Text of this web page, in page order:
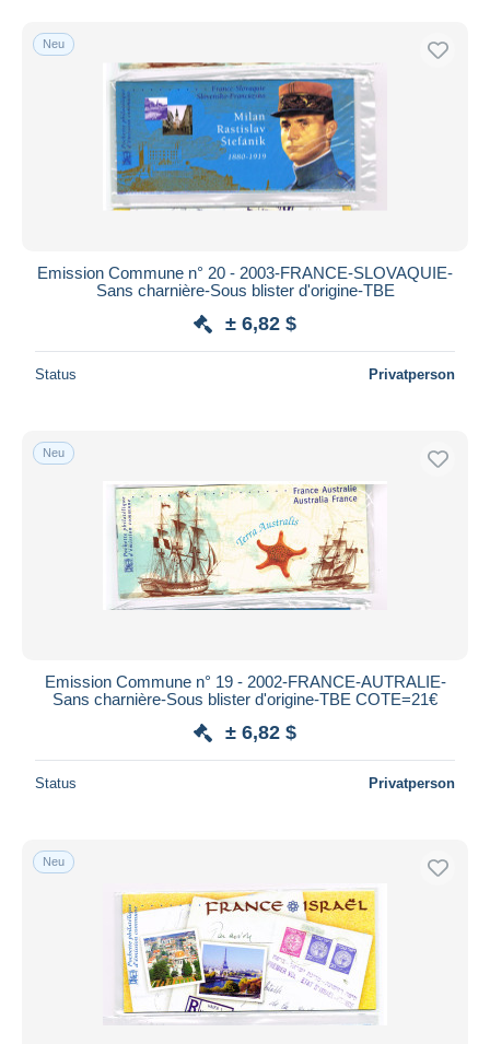
Neu
Emission Commune n° 20 - 2003-FRANCE-SLOVAQUIE-
Sans charnière-Sous blister d'origine-TBE
± 6,82 $
Status Privatperson
Neu
Emission Commune n° 19 - 2002-FRANCE-AUTRALIE-
Sans charnière-Sous blister d'origine-TBE COTE=21€
± 6,82 $
Status Privatperson
Neu